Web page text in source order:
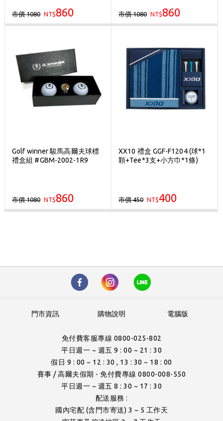
Golf Point 會員回饋積點
市價 1080 NT$860 市價 1080 NT$860
Golf winner 駿馬高爾夫球標
禮盒組 #GBM-2002-1R9
市價 1080 NT$860
XX10 禮盒 GGF-F1204 (球*1
顆+Tee*3支+小方巾*1條)
市價 450 NT$400
電腦版
購物說明
門市資訊
免付費客服專線 0800-025-802
平日週一 ~ 週五 9 : 00 ~ 21 : 30
假日 9 : 00 ~ 12 : 30 , 13 : 30 ~ 18 : 00
賽事 / 高爾夫假期 - 免付費專線 0800-008-550
平日週一 ~ 週五 8 : 30 ~ 17 : 30
配送服務 :
國內宅配 (含門市寄送) 3 ~ 5 工作天